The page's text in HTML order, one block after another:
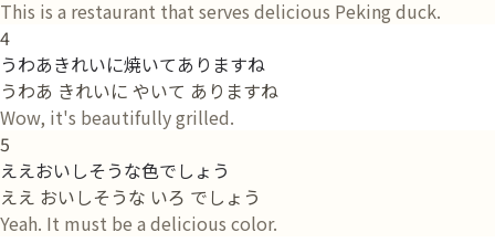
This is a restaurant that serves delicious Peking duck.
4
うわあきれいに焼いてありますね
うわあ きれいに やいて ありますね
Wow, it's beautifully grilled.
5
ええおいしそうな色でしょう
ええ おいしそうな いろ でしょう
Yeah. It must be a delicious color.